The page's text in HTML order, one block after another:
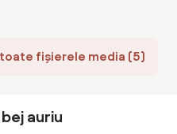
fișierele media (5)
auriu